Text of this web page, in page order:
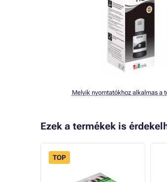
Melyik nyomtatókhoz alkalmas a
Ezek a termékek is
TOP